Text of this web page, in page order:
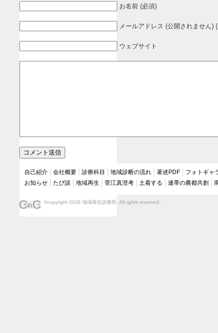
お名前 (必須)
メールアドレス (公開されません)
ウェブサイト
自己紹介 会社概要 診療科目 地域診断の流れ 著述PDF
フォトギャ
お知らせ
たび談 地域再生 菅江真澄考 土着する 連帯の農都共創
©copyright 2026 地域再生診療所. All rights reserved.